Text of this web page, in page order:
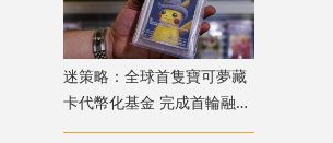
迷策略：全球首隻寶可夢藏
卡代幣化基金 完成首輪融資
兼獲超購